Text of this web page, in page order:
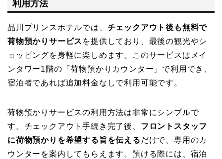
利用方法
品川プリンスホテルでは、 チェックアウト後も無料で
荷物預かりサービス を提供しており、最後の観光やシ
ョッピングを身軽に楽しめます。このサービスはメイ
ンタワー1階の「荷物預かりカウンター」で利用でき、
宿泊者であれば追加料金なしで利用可能です。
荷物預かりサービスの利用方法は非常にシンプルで
す。チェックアウト手続き完了後、 フロントスタッフ
に荷物預かりを希望する旨を伝えるだけで、専用のカ
ウンターを案内してもらえます。預ける際には、宿泊